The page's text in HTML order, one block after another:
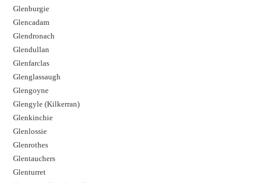
Glenburgie
Glencadam
Glendronach
Glendullan
Glenfarclas
Glenglassaugh
Glengoyne
Glengyle (Kilkerran)
Glenkinchie
Glenlossie
Glenrothes
Glentauchers
Glenturret